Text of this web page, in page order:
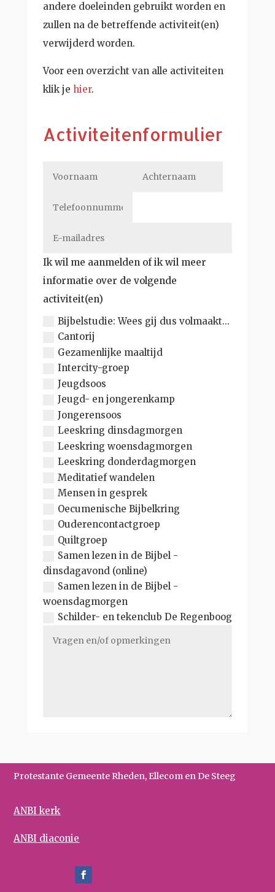
andere doeleinden gebruikt worden en
zullen na de betreffende activiteit(en)
verwijderd worden.
Voor een overzicht van alle activiteiten
klik je hier.
Activiteitenformulier
Ik wil me aanmelden of ik wil meer
informatie over de volgende
activiteit(en)
Bijbelstudie: Wees gij dus volmaakt...
Cantorij
Gezamenlijke maaltijd
Intercity-groep
Jeugdsoos
Jeugd- en jongerenkamp
Jongerensoos
Leeskring dinsdagmorgen
Leeskring woensdagmorgen
Leeskring donderdagmorgen
Meditatief wandelen
Mensen in gesprek
Oecumenische Bijbelkring
Ouderencontactgroep
Quiltgroep
Samen lezen in de Bijbel -
dinsdagavond (online)
Samen lezen in de Bijbel -
woensdagmorgen
Schilder- en tekenclub De Regenboog
Protestante Gemeente Rheden, Ellecom en De Steeg
ANBI kerk
ANBI diaconie